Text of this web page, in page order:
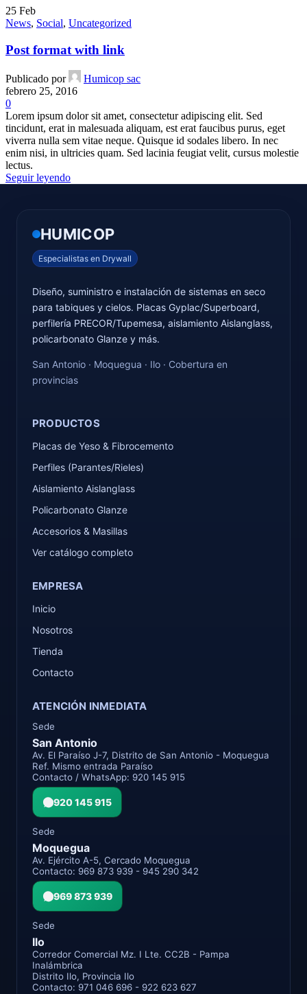
25 Feb
News, Social, Uncategorized
Post format with link
Publicado por
Humicop sac
febrero 25, 2016
0
Lorem ipsum dolor sit amet, consectetur adipiscing elit. Sed
tincidunt, erat in malesuada aliquam, est erat faucibus purus, eget
viverra nulla sem vitae neque. Quisque id sodales libero. In nec
enim nisi, in ultricies quam. Sed lacinia feugiat velit, cursus molestie
lectus.
Seguir leyendo
HUMICOP
Especialistas en Drywall
Diseño, suministro e instalación de sistemas en seco
para tabiques y cielos. Placas Gyplac/Superboard,
perfilería PRECOR/Tupemesa, aislamiento Aislanglass,
policarbonato Glanze y más.
San Antonio · Moquegua · Ilo · Cobertura en
provincias
PRODUCTOS
Placas de Yeso & Fibrocemento
Perfiles (Parantes/Rieles)
Aislamiento Aislanglass
Policarbonato Glanze
Accesorios & Masillas
Ver catálogo completo
EMPRESA
Inicio
Nosotros
Tienda
Contacto
ATENCIÓN INMEDIATA
Sede
San Antonio
Av. El Paraíso J-7, Distrito de San Antonio - Moquegua
Ref. Mismo entrada Paraíso
Contacto / WhatsApp: 920 145 915
920 145 915
Sede
Moquegua
Av. Ejército A-5, Cercado Moquegua
Contacto: 969 873 939 - 945 290 342
969 873 939
Sede
Ilo
Corredor Comercial Mz. I Lte. CC2B - Pampa
Inalámbrica
Distrito Ilo, Provincia Ilo
Contacto: 971 046 696 - 922 623 627